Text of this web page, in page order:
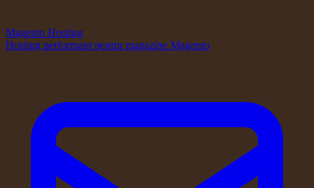
Magento Hosting
Hosting performant pentru magazine Magento